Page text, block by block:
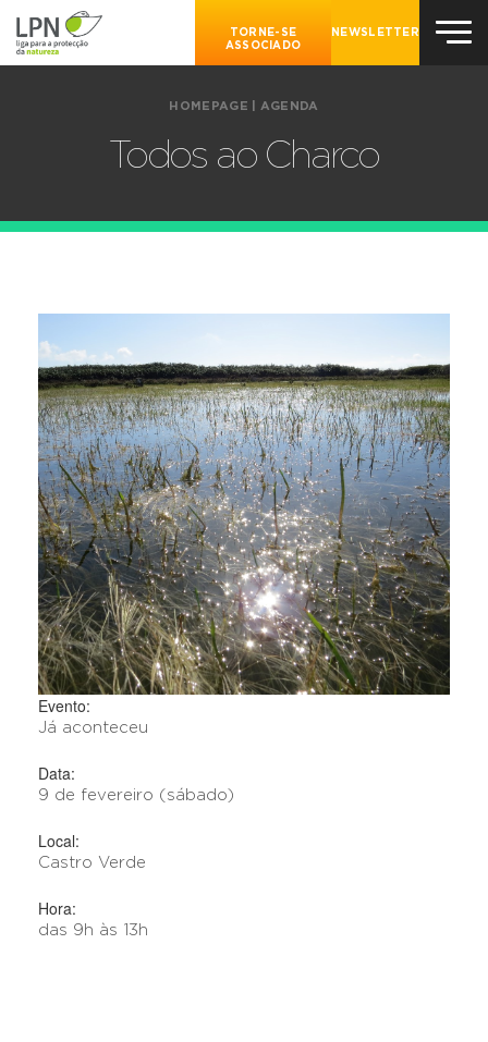
TORNE-SE
ASSOCIADO
NEWSLETTER
HOMEPAGE AGENDA
Todos ao Charco
Evento:
Já aconteceu
Data:
9 de fevereiro (sábado)
Local:
Castro Verde
Hora:
das 9h às 13h